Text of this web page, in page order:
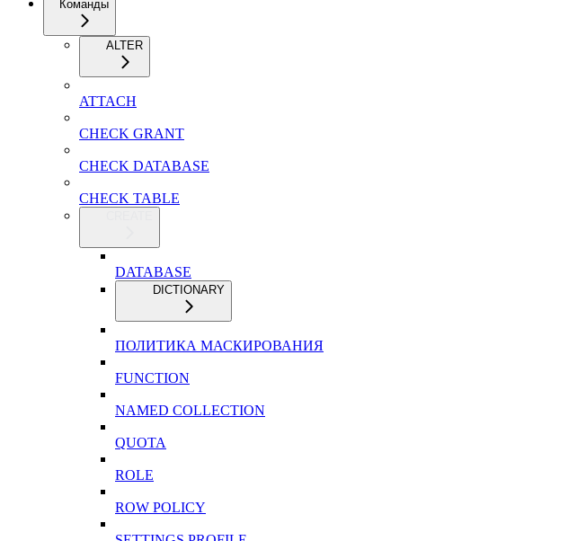
Команды
ALTER
ATTACH
CHECK GRANT
CHECK DATABASE
CHECK TABLE
DATABASE
DICTIONARY
ПОЛИТИКА МАСКИРОВАНИЯ
FUNCTION
NAMED COLLECTION
QUOTA
ROLE
ROW POLICY